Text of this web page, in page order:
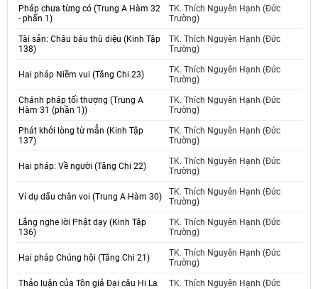
Pháp chưa từng có (Trung A Hàm 32
- phấn 1)
TK. Thích Nguyên Hạnh (Đức
Trường)
Tài sản: Châu báu thù diệu (Kinh Tập
138)
TK. Thích Nguyên Hạnh (Đức
Trường)
Hai pháp Niềm vui (Tăng Chi 23)
TK. Thích Nguyên Hạnh (Đức
Trường)
Chánh pháp tối thượng (Trung A
Hàm 31 (phần 1))
TK. Thích Nguyên Hạnh (Đức
Trường)
Phát khởi lòng từ mẫn (Kinh Tập
137)
TK. Thích Nguyên Hạnh (Đức
Trường)
Hai pháp: Về người (Tăng Chi 22)
TK. Thích Nguyên Hạnh (Đức
Trường)
Ví dụ dấu chân voi (Trung A Hàm 30)
TK. Thích Nguyên Hạnh (Đức
Trường)
Lắng nghe lời Phật dạy (Kinh Tập
136)
TK. Thích Nguyên Hạnh (Đức
Trường)
Hai pháp Chúng hội (Tăng Chi 21)
TK. Thích Nguyên Hạnh (Đức
Trường)
Thảo luận của Tôn giả Đại câu Hi La
TK. Thích Nguyên Hạnh (Đức